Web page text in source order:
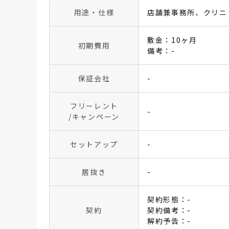
用途・仕様 店舗兼事務所、クリ
初期費用
敷金：10ヶ月
備考：-
保証会社 -
フリーレント
/キャンペーン
-
セットアップ -
居抜き -
契約
契約形態：-
契約備考：-
解約予告：-